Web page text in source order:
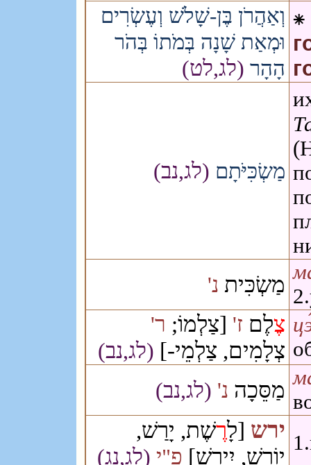
⁕ וְאַהֲרֹן בֶּן-שָׁלֹשׁ וְעֶשְׂרִים
וּמְאַת שָׁנָה בְּמֹתוֹ בְּהֹר
הָהָר (לג,לט)
מַשְׂכִּיֹּתָם (לג,נב)
מַשְׂכִּית נ'
צֶלֶם ז' [צַלְמוֹ; ר'
צְלָמִים, צַלְמֵי-] (לג,נב)
מַסֵּכָה נ' (לג,נב)
ירש [לָרֶשֶׁת, יָרַשׁ,
יוֹרֵשׁ, יִירַשׁ] פ"י (לג,נג)